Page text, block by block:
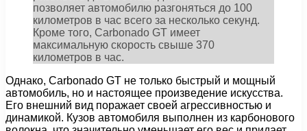
позволяет автомобилю разгоняться до 100
километров в час всего за несколько секунд.
Кроме того, Carbonado GT имеет
максимальную скорость свыше 370
километров в час.
Однако, Carbonado GT не только быстрый и мощный
автомобиль, но и настоящее произведение искусства.
Его внешний вид поражает своей агрессивностью и
динамикой. Кузов автомобиля выполнен из карбонового